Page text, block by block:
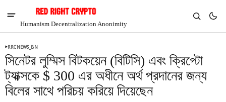
Humanism Decentralization Anonimity
RRCNEWS_BN
সিনেটর লুম্মিস বিটকয়েন (বিটিসি) এবং ক্রিপ্টো
ট্যাক্সকে $ 300 এর অধীনে অর্থ প্রদানের জন্য
বিলের সাথে পরিচয় করিয়ে দিয়েছেন